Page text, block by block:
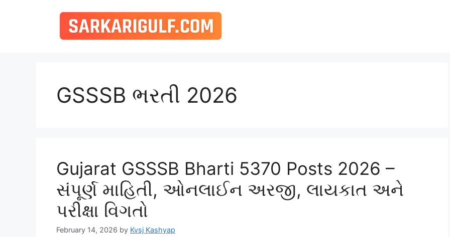
GSSSB ભરતી 2026
Gujarat GSSSB Bharti 5370 Posts 2026 –
સંપૂર્ણ માહિતી, ઓનલાઈન અરજી, લાયકાત અને
પરીક્ષા વિગતો
February 14, 2026 by Kvsj Kashyap